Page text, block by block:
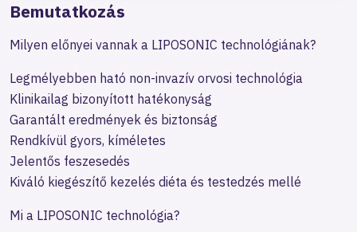
Bemutatkozás
Milyen előnyei vannak a LIPOSONIC technológiának?
Legmélyebben ható non-invazív orvosi technológia
Klinikailag bizonyított hatékonyság
Garantált eredmények és biztonság
Rendkívül gyors, kíméletes
Jelentős feszesedés
Kiváló kiegészítő kezelés diéta és testedzés mellé
Mi a LIPOSONIC technológia?